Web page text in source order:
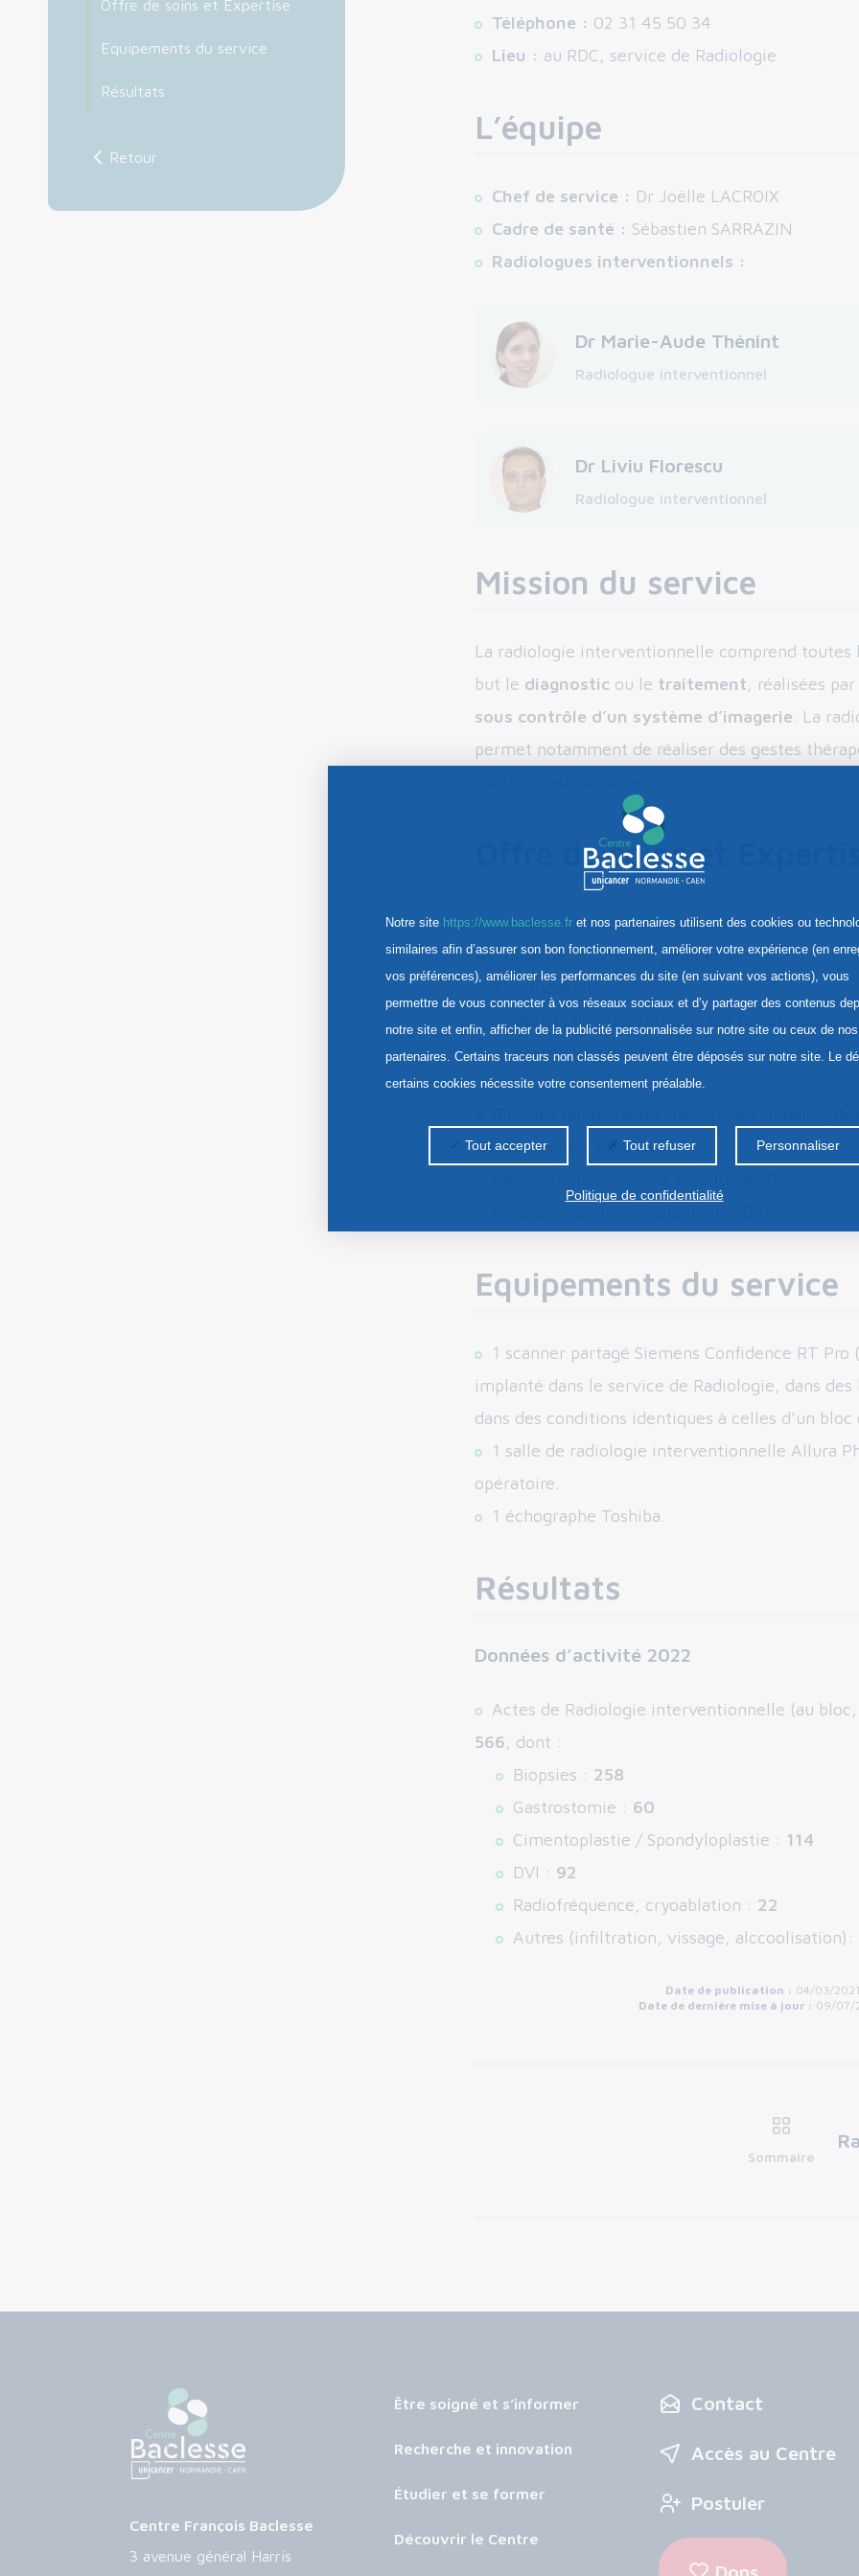
Téléphone : 02 31 45 50 34
Lieu : au RDC, service de Radiologie
L’équipe
Chef de service : Dr Joëlle LACROIX
Cadre de santé : Sébastien SARRAZIN
Radiologues interventionnels :
Dr Marie-Aude Thénint
Radiologue interventionnel
Dr Liviu Florescu
Radiologue interventionnel
Mission du service
La radiologie interventionnelle comprend
but le diagnostic ou le traitement, réalisées par
sous contrôle d’un système d’imagerie . La
permet notamment de réaliser des gestes
Offre de soins et
Consolidation osseuse (cimentoplastie ou
sacroplastie) et vissage percutané,
Thermoablation :
destruction des tumeurs par
destruction des tumeurs par cryoablation
Biopsies (pulmonaires, hépatiques, rénales,
ganglionnaires, osseuses),
Equipements du service
1 scanner partagé Siemens Confidence RT Pro
implanté dans le service de Radiologie, dans
dans des conditions identiques à celles d’un bloc
1 salle de radiologie interventionnelle Allura
opératoire.
1 échographe Toshiba.
Résultats
Données d’activité 2022
Actes de Radiologie interventionnelle (au
566, dont :
Biopsies : 258
Gastrostomie : 60
Cimentoplastie / Spondyloplastie : 114
DVI : 92
Radiofréquence, cryoablation : 22
Autres (infiltration, vissage, alccoolisation):
Date de publication : 04/03/
Date de dernière mise à jour : 09/07/
Sommaire
Offre de soins et Expertise
Equipements du service
Résultats
Retour
Centre François Baclesse
3 avenue général Harris
Être soigné et s’informer
Recherche et innovation
Étudier et se former
Découvrir le Centre
Contact
Accès au Centre
Postuler
Notre site https://www.baclesse.fr et nos partenaires utilisent des cookies ou
similaires afin d’assurer son bon fonctionnement, améliorer votre expérience (en
vos préférences), améliorer les performances du site (en suivant vos actions), vous
permettre de vous connecter à vos réseaux sociaux et d’y partager des contenus
notre site et enfin, afficher de la publicité personnalisée sur notre site ou ceux de nos
partenaires. Certains traceurs non classés peuvent être déposés sur notre site. Le
certains cookies nécessite votre consentement préalable.
Tout accepter Tout refuser Personnaliser
Politique de confidentialité